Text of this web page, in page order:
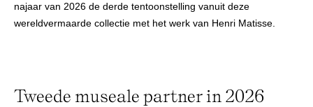
najaar van 2026 de derde tentoonstelling vanuit deze
wereldvermaarde collectie met het werk van Henri Matisse.
Tweede museale partner in 2026